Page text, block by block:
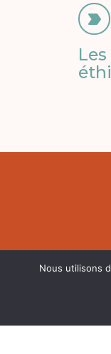
Nous utilisons